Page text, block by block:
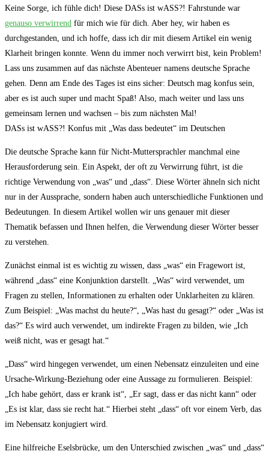
Keine Sorge, ich ⁤fühle dich! Diese DASs ist wASS?! Fahrstunde war
genauso verwirrend für mich wie für dich. Aber hey, wir‍ haben es
durchgestanden, und ich hoffe, dass ich dir mit diesem Artikel ein wenig
⁣Klarheit bringen konnte.⁣ Wenn du immer noch verwirrt⁤ bist, kein Problem!
Lass uns zusammen auf das nächste Abenteuer namens deutsche Sprache
⁣gehen. Denn am‍ Ende des Tages ist ⁣eins sicher: Deutsch mag konfus ⁤sein,
aber es ist auch super und macht Spaß! Also, mach weiter und lass uns
gemeinsam lernen und wachsen – bis zum nächsten Mal!
DASs ist⁣ wASS?! Konfus mit „Was⁣ dass bedeutet“ im Deutschen
Die deutsche Sprache kann für Nicht-Muttersprachler manchmal eine
Herausforderung sein. Ein Aspekt,⁣ der oft zu Verwirrung führt,⁣ ist die​
richtige Verwendung von „was“ und „dass“. Diese Wörter ähneln sich nicht
nur in der Aussprache, sondern haben auch unterschiedliche Funktionen und
Bedeutungen. In ​diesem Artikel‍ wollen wir uns genauer mit dieser
Thematik befassen ⁣und Ihnen helfen, die Verwendung dieser Wörter besser
zu verstehen.
Zunächst einmal ist es wichtig zu wissen, dass „was“ ein Fragewort ist,
während „dass“ eine Konjunktion darstellt. „Was“ wird verwendet, um
Fragen zu stellen, Informationen zu erhalten oder Unklarheiten ⁤zu klären.
Zum Beispiel: „Was machst du heute?“, „Was hast du gesagt?“ oder „Was ist
das?“ Es wird auch verwendet, um indirekte Fragen ​zu bilden, wie „Ich
weiß nicht, was er‌ gesagt hat.“
„Dass“ wird hingegen verwendet, um einen Nebensatz einzuleiten ​und eine
⁢Ursache-Wirkung-Beziehung oder eine Aussage zu formulieren. Beispiel:
„Ich habe gehört, dass er krank‌ ist“,⁤ „Er‍ sagt, dass er das nicht kann“ oder
„Es ist klar, dass sie recht hat.“ Hierbei steht „dass“ oft vor​ einem Verb, das
im Nebensatz konjugiert‌ wird.
Eine hilfreiche‍ Eselsbrücke, um den Unterschied zwischen „was“ und „dass“